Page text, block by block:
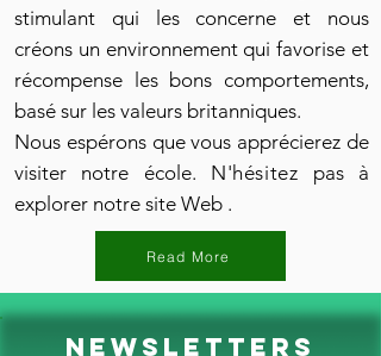
stimulant qui les concerne et nous
créons un environnement qui favorise et
récompense les bons comportements,
basé sur les valeurs britanniques.
Nous espérons que vous apprécierez de
visiter notre école. N'hésitez
pas à
explorer notre site Web .
Read More
Newsletters